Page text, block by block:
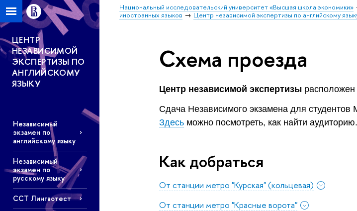
Национальный исследовательский университет «Высшая школа экономики»
иностранных языков
Центр независимой экспертизы по английскому
ЦЕНТР
НЕЗАВИСИМОЙ
ЭКСПЕРТИЗЫ ПО
АНГЛИЙСКОМУ
ЯЗЫКУ
Независимый
экзамен по
английскому языку
Независимый
экзамен по
русскому языку
ССТ Лингвотест
Схема проезда
Центр независимой экспертизырасположен
Сдача Независимого экзамена для
Здесьможно посмотреть, как найти аудиторию.
Как добраться
От станции метро "Курская" (кольцевая)
От станции метро "Красные ворота"